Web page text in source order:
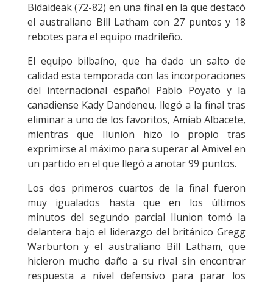
Bidaideak (72-82) en una final en la que destacó
el australiano Bill Latham con 27 puntos y 18
rebotes para el equipo madrileño.
El equipo bilbaíno, que ha dado un salto de
calidad esta temporada con las incorporaciones
del internacional español Pablo Poyato y la
canadiense Kady Dandeneu, llegó a la final tras
eliminar a uno de los favoritos, Amiab Albacete,
mientras que Ilunion hizo lo propio tras
exprimirse al máximo para superar al Amivel en
un partido en el que llegó a anotar 99 puntos.
Los dos primeros cuartos de la final fueron
muy igualados hasta que en los últimos
minutos del segundo parcial Ilunion tomó la
delantera bajo el liderazgo del británico Gregg
Warburton y el australiano Bill Latham, que
hicieron mucho daño a su rival sin encontrar
respuesta a nivel defensivo para parar los